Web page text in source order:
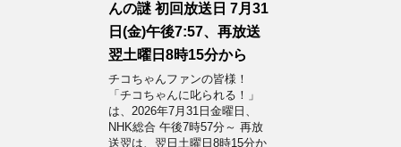
んの謎 初回放送日 7月31
日(金)午後7:57、再放送
翌土曜日8時15分から
チコちゃんファンの皆様！
「チコちゃんに叱られる！」​
は、2026年7月31日金曜日、
NHK総合 午後7時57分～ 再放
送翌は、翌日土曜日8時15分か